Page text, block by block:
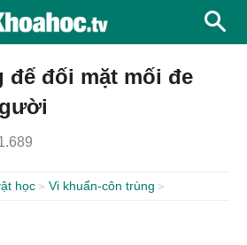
đế đối mặt mối đe
học Vi khuẩn-côn trùng